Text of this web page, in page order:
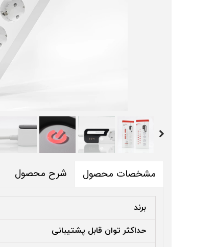
مشخصات محصول شرح محصول
برند
حداکثر توان قابل پشتیبانی